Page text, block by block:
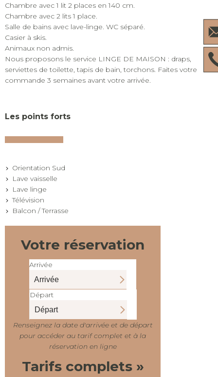
Chambre avec 1 lit 2 places en 140 cm.
Chambre avec 2 lits 1 place.
Salle de bains avec lave-linge. WC séparé.
Casier à skis.
Animaux non admis.
Nous proposons le service LINGE DE MAISON : draps,
serviettes de toilette, tapis de bain, torchons. Faites votre
commande 3 semaines avant votre arrivée.
Les points forts
Orientation Sud
Lave vaisselle
Lave linge
Télévision
Balcon / Terrasse
Votre réservation
Arrivée
Départ
Renseignez la date d'arrivée et de départ
pour accéder au tarif complet et à la
réservation en ligne
Tarifs complets